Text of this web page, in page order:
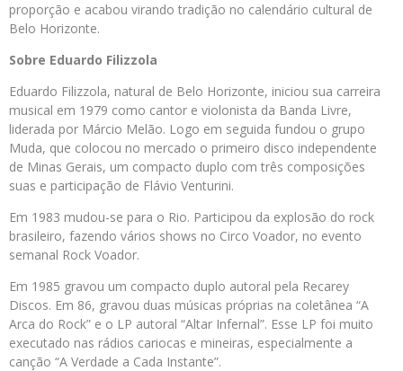
proporção e acabou virando tradição no calendário cultural de
Belo Horizonte.
Sobre Eduardo Filizzola
Eduardo Filizzola, natural de Belo Horizonte, iniciou sua carreira
musical em 1979 como cantor e violonista da Banda Livre,
liderada por Márcio Melão. Logo em seguida fundou o grupo
Muda, que colocou no mercado o primeiro disco independente
de Minas Gerais, um compacto duplo com três composições
suas e participação de Flávio Venturini.
Em 1983 mudou-se para o Rio. Participou da explosão do rock
brasileiro, fazendo vários shows no Circo Voador, no evento
semanal Rock Voador.
Em 1985 gravou um compacto duplo autoral pela Recarey
Discos. Em 86, gravou duas músicas próprias na coletânea “A
Arca do Rock” e o LP autoral “Altar Infernal”. Esse LP foi muito
executado nas rádios cariocas e mineiras, especialmente a
canção “A Verdade a Cada Instante”.